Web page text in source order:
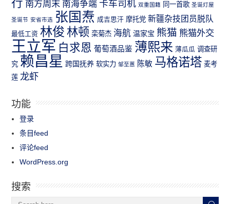
行 南方周末 南海争端 卡车司机 双重国籍 同一首歌 圣诞灯屋
圣诞节 安省市选 张国焘 成吉思汗 摩托党 新疆杂技团员脱队
最低工资 林俊 林顿 栾菊杰 海航 温家宝 熊猫 熊猫外交
王立军 白求恩 葡萄酒品鉴 薄熙来 薄瓜瓜 调查研
究 赖昌星 跨国抚养 软实力 邹至蕙 陈敏 马格诺塔 麦考
莲 龙虾
功能
登录
条目feed
评论feed
WordPress.org
搜索